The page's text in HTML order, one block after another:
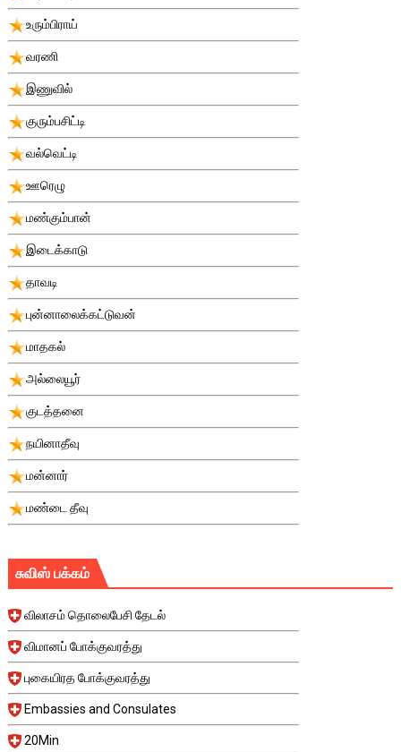
உரும்பிராய்
வரணி
இணுவில்
குரும்பசிட்டி
வல்வெட்டி
ஊரெழு
மண்கும்பான்
இடைக்காடு
தாவடி
புன்னாலைக்கட்டுவன்
மாதகல்
அல்லையூர்
குடத்தனை
நயினாதீவு
மன்னார்
மண்டை தீவு
சுவிஸ் பக்கம்
விலாசம் தொலைபேசி தேடல்
விமானப் போக்குவரத்து
புகையிரத போக்குவரத்து
Embassies and Consulates
20Min